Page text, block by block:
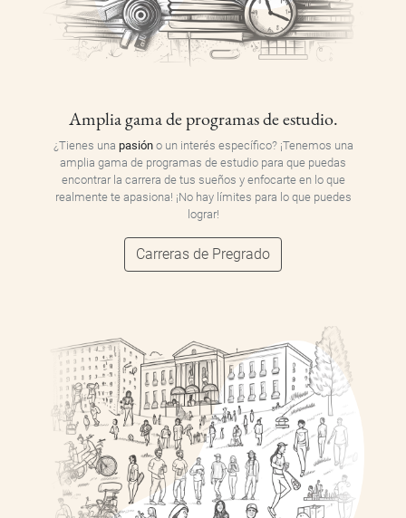
Amplia gama de programas de estudio.
¿Tienes una pasióno un interés específico? ¡Tenemos una
amplia gama de programas de estudio para que puedas
encontrar la carrera de tus sueños y enfocarte en lo que
realmente te apasiona! ¡No hay límites para lo que puedes
lograr!
Carreras de Pregrado